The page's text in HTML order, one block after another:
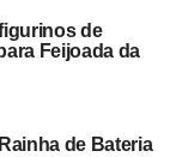
de
Feijoada da
de Bateria